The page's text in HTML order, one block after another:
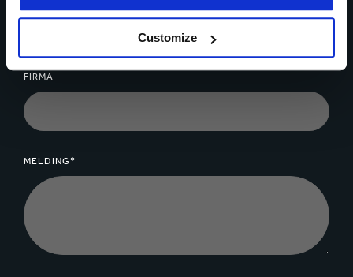
Customize
FIRMA
MELDING*